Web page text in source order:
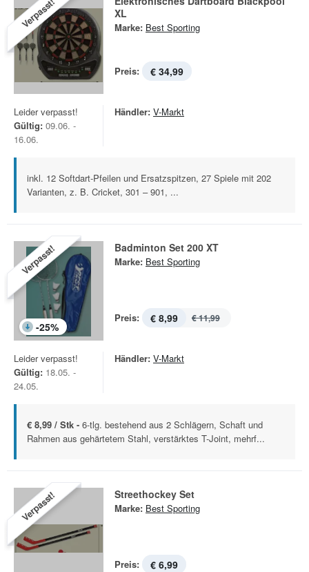
Verpasst!
XL
Marke: Best Sporting
Preis: € 34,99
Leider verpasst!
Gültig: 09.06. -
16.06.
Händler: V-Markt
inkl. 12 Softdart-Pfeilen und Ersatzspitzen, 27 Spiele mit 202
Varianten, z. B. Cricket, 301 – 901, ...
Verpasst!
-25%
Badminton Set 200 XT
Marke: Best Sporting
Preis: € 8,99 € 11,99
Leider verpasst!
Gültig: 18.05. -
24.05.
Händler: V-Markt
€ 8,99 / Stk - 6-tlg. bestehend aus 2 Schlägern, Schaft und
Rahmen aus gehärtetem Stahl, verstärktes T-Joint, mehrf...
Verpasst! Streethockey Set
Marke: Best Sporting
Preis: € 6,99